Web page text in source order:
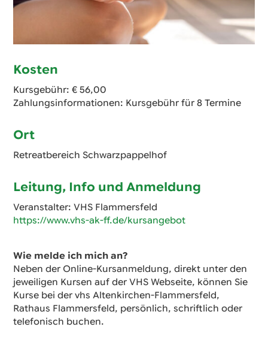
Kosten
Kursgebühr: € 56,00
Zahlungsinformationen: Kursgebühr für 8 Termine
Ort
Retreatbereich Schwarzpappelhof
Leitung, Info und Anmeldung
Veranstalter: VHS Flammersfeld
https://www.vhs-ak-ff.de/kursangebot
Wie melde ich mich an?
Neben der Online-Kursanmeldung, direkt unter den
jeweiligen Kursen auf der VHS Webseite, können Sie
Kurse bei der vhs Altenkirchen-Flammersfeld,
Rathaus Flammersfeld, persönlich, schriftlich oder
telefonisch buchen.